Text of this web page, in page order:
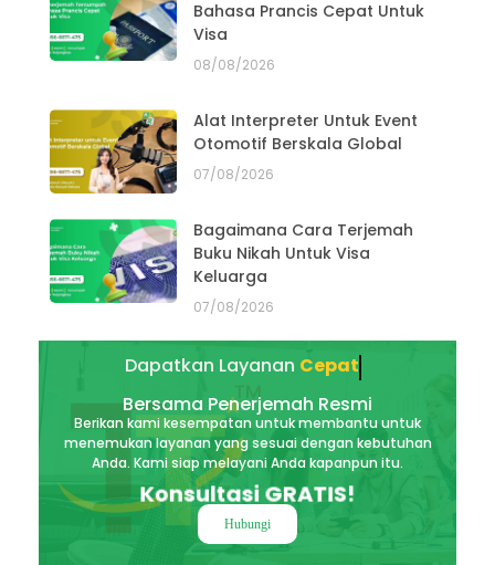
Bahasa Prancis Cepat Untuk
Visa
08/08/2026
Alat Interpreter Untuk Event
Otomotif Berskala Global
07/08/2026
Bagaimana Cara Terjemah
Buku Nikah Untuk Visa
Keluarga
07/08/2026
Dapatkan LayananCepat
Bersama Penerjemah Resmi
Berikan kami kesempatan untuk membantu untuk
menemukan layanan yang sesuai dengan kebutuhan
Anda. Kami siap melayani Anda kapanpun itu.
Konsultasi GRATIS!
Hubungi